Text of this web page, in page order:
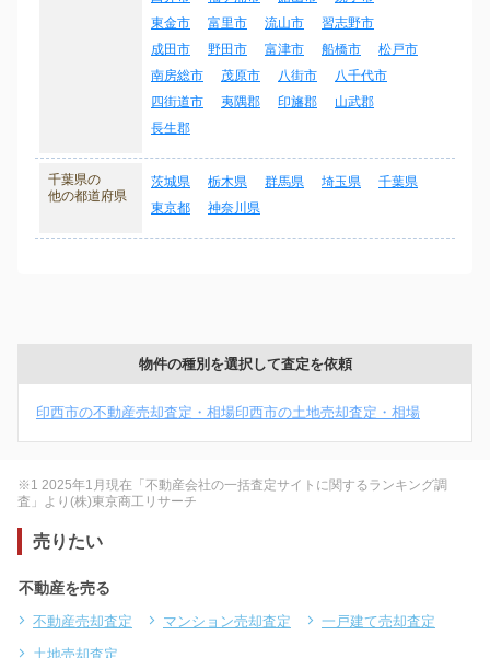
東金市
富里市 流山市
習志野市
成田市
野田市 富津市 船橋市
松戸市
南房総市
茂原市 八街市
八千代市
四街道市
夷隅郡 印旛郡
山武郡
長生郡
千葉県の
他の都道府県
茨城県 栃木県 群馬県 埼玉県
千葉県
東京都
神奈川県
物件の種別を選択して査定を依頼
印西市の不動産売却査定・相場印西市の土地売却査定・相場
※1 2025年1月現在「不動産会社の一括査定サイトに関するランキング調
査」より(株)東京商工リサーチ
売りたい
不動産を売る
不動産売却査定 マンション売却査定
一戸建て売却査定
土地売却査定